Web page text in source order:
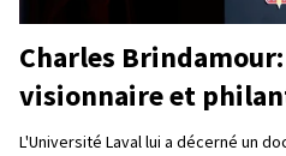
Charles
visionnaire et
L'Université Laval lui a décerné un